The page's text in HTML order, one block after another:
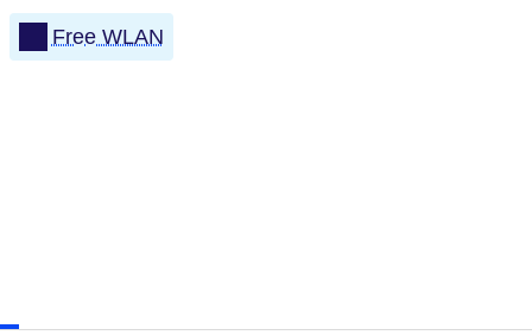
Free WLAN